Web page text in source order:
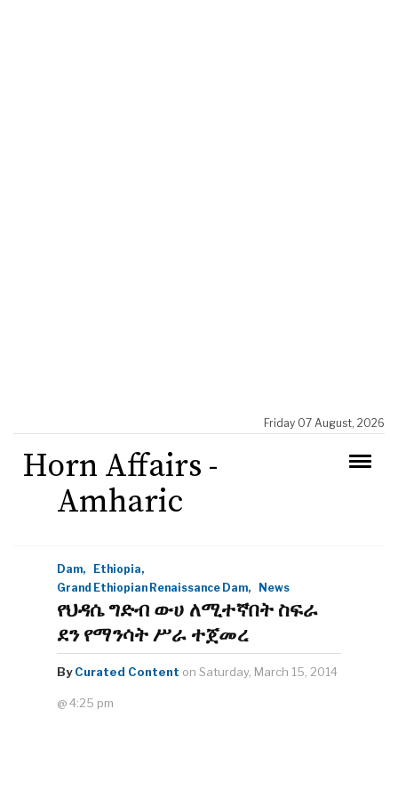
Friday 07 August, 2026
Horn Affairs -
Amharic
Dam,
Ethiopia,
Grand Ethiopian Renaissance Dam,
News
የህዳሴ ግድብ ውሀ ለሚተኛበት ስፍራ
ደን የማንሳት ሥራ ተጀመረ
By Curated Content on Saturday, March 15, 2014
@ 4:25 pm